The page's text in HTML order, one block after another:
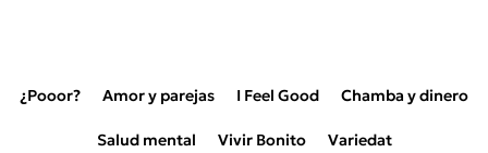
¿Pooor? Amor y parejas I Feel Good Chamba y dinero
Salud mental Vivir Bonito Variedat